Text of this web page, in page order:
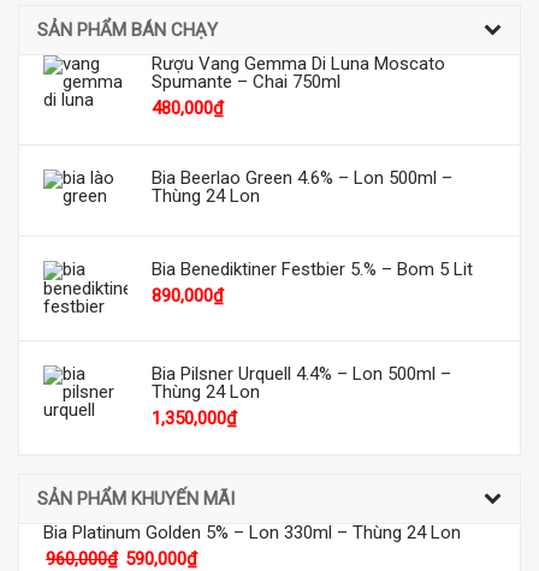
SẢN PHẨM BÁN CHẠY
Rượu Vang Gemma Di Luna Moscato
Spumante – Chai 750ml
480,000₫
Bia Beerlao Green 4.6% – Lon 500ml –
Thùng 24 Lon
Bia Benediktiner Festbier 5.% – Bom 5 Lit
890,000₫
Bia Pilsner Urquell 4.4% – Lon 500ml –
Thùng 24 Lon
1,350,000₫
SẢN PHẨM KHUYẾN MÃI
Bia Platinum Golden 5% – Lon 330ml – Thùng 24 Lon
960,000₫ 590,000₫